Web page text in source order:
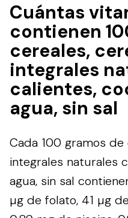
Cuántas
contienen
cereales,
integrales
calientes,
agua, sin sal
Cada 100 gramos de
integrales naturales
agua, sin sal
µg de folato, 41 µg